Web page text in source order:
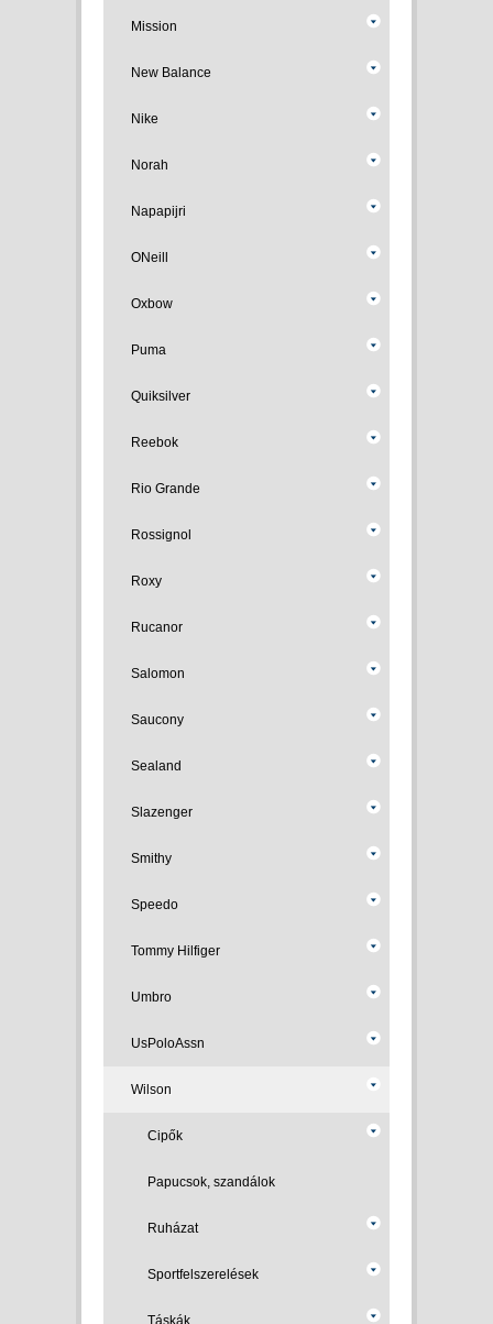
Mission
New Balance
Nike
Norah
Napapijri
ONeill
Oxbow
Puma
Quiksilver
Reebok
Rio Grande
Rossignol
Roxy
Rucanor
Salomon
Saucony
Sealand
Slazenger
Smithy
Speedo
Tommy Hilfiger
Umbro
UsPoloAssn
Wilson
Cipők
Papucsok, szandálok
Ruházat
Sportfelszerelések
Táskák